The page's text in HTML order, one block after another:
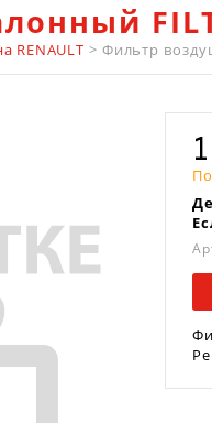
RENAULT > Фильтр